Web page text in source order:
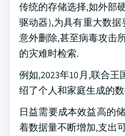
传统的存储选择,如外部
驱动器),为具有重大数
意外删除,甚至病毒攻击
的灾难时检索.
例如,2023年10月,联合
绍了个人和家庭生成的
日益需要成本效益高的
着数据量不断增加,支出